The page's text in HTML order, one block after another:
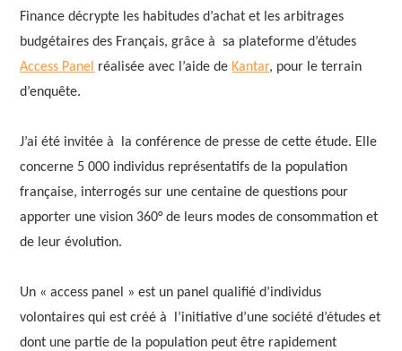
Finance décrypte les habitudes d’achat et les arbitrages
budgétaires des Français, grâce à sa plateforme d’études
Access Panel réalisée avec l’aide de Kantar, pour le terrain
d’enquête.
J’ai été invitée à la conférence de presse de cette étude. Elle
concerne 5 000 individus représentatifs de la population
française, interrogés sur une centaine de questions pour
apporter une vision 360° de leurs modes de consommation et
de leur évolution.
Un « access panel » est un panel qualifié d’individus
volontaires qui est créé à l’initiative d’une société d’études et
dont une partie de la population peut être rapidement